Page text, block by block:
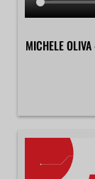
MICHELE